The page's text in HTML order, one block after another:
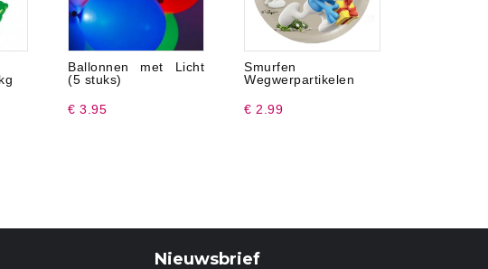
Ballonnen met Licht
(5 stuks)
€ 3.95
Smurfen
Wegwerpartikelen
€ 2.99
Nieuwsbrief